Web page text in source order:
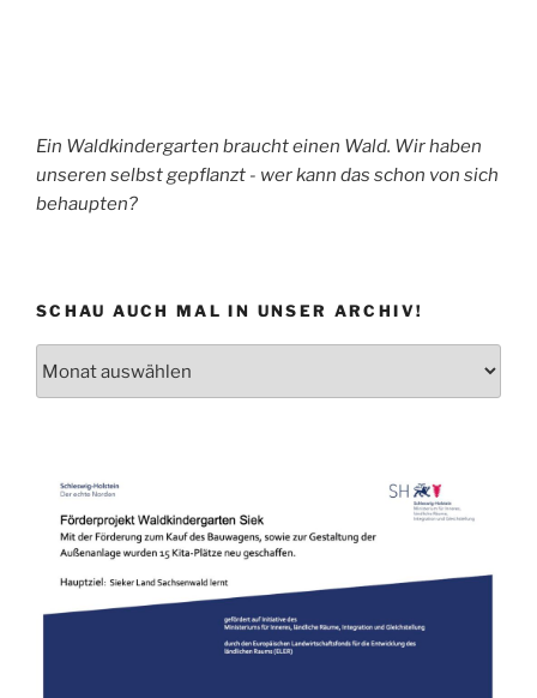
Ein Waldkindergarten braucht einen Wald. Wir haben
unseren selbst gepflanzt - wer kann das schon von sich
behaupten?
SCHAU AUCH MAL IN UNSER ARCHIV!
Archiv!